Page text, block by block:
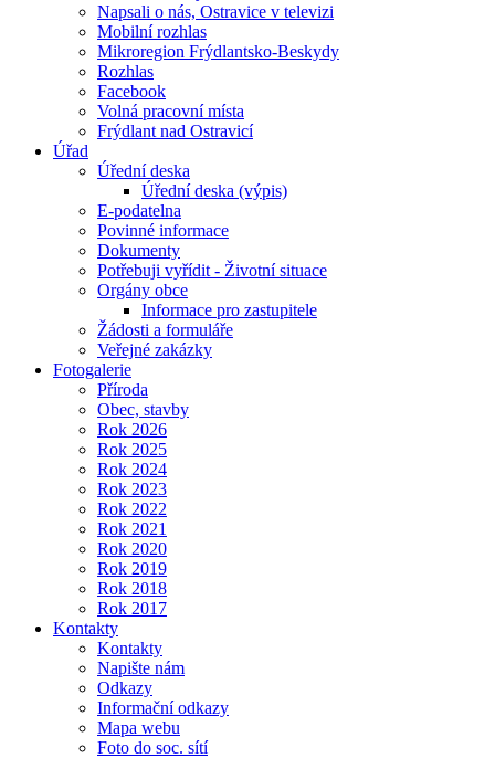
Napsali o nás, Ostravice v televizi
Mobilní rozhlas
Mikroregion Frýdlantsko-Beskydy
Rozhlas
Facebook
Volná pracovní místa
Frýdlant nad Ostravicí
Úřad
Úřední deska
Úřední deska (výpis)
E-podatelna
Povinné informace
Dokumenty
Potřebuji vyřídit - Životní situace
Orgány obce
Informace pro zastupitele
Žádosti a formuláře
Veřejné zakázky
Fotogalerie
Příroda
Obec, stavby
Rok 2026
Rok 2025
Rok 2024
Rok 2023
Rok 2022
Rok 2021
Rok 2020
Rok 2019
Rok 2018
Rok 2017
Kontakty
Kontakty
Napište nám
Odkazy
Informační odkazy
Mapa webu
Foto do soc. sítí